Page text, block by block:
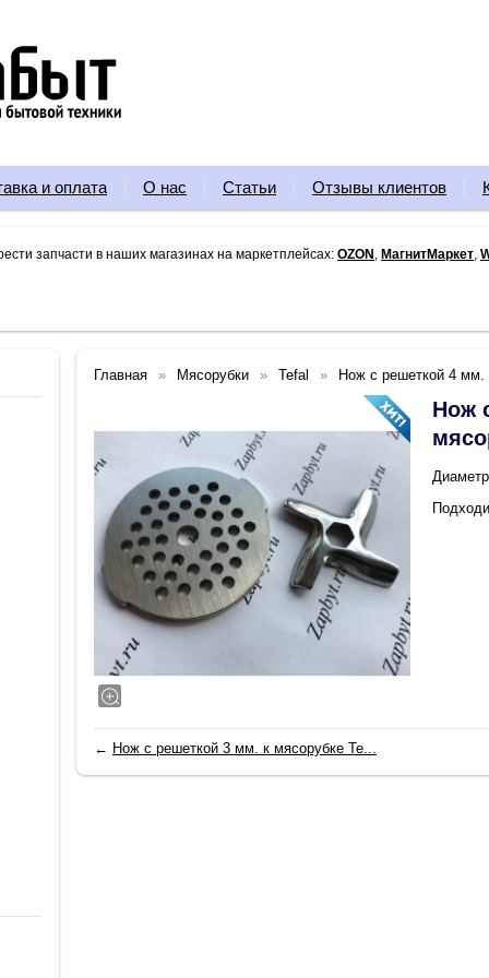
и оплата О нас Статьи Отзывы клиентов
запчасти в наших магазинах на маркетплейсах: OZON МагнитМаркет
Главная Мясорубки Tefal Нож с решеткой 4 мм.
Нож
← Нож с решеткой 3 мм. к мясорубке Te...